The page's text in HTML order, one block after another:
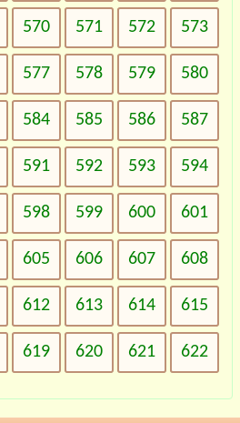
570 571 572 573
577 578 579 580
584 585 586 587
591 592 593 594
598 599 600 601
605 606 607 608
612 613 614 615
619 620 621 622